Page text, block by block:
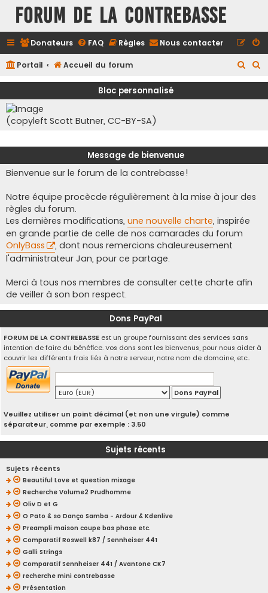
FORUM DE LA CONTREBASSE
Donateurs FAQ Règles Nous contacter
Portail Accueil du forum
e
e
Bloc personnalisé
(copyleft Scott Butner, CC-BY-SA)
Message de bienvenue
Bienvenue sur le forum de la contrebasse!
Notre équipe procècde régulièrement à la mise à jour des
règles du forum.
Les dernières modifications, une nouvelle charte, inspirée
en grande partie de celle de nos camarades du forum
OnlyBass
, dont nous remercions chaleureusement
l'administrateur Jan, pour ce partage.
Merci à tous nos membres de consulter cette charte afin
de veiller à son bon respect.
Dons PayPal
FORUM DE LA CONTREBASSE est un groupe fournissant des services sans
intention de faire du bénéfice. Vos dons sont les bienvenus, pour nous aider à
couvrir les différents frais liés à notre serveur, notre nom de domaine, etc..
Veuillez utiliser un point décimal (et non une virgule) comme
séparateur, comme par exemple : 3.50
Sujets récents
Sujets récents
Beautiful Love et question mixage
Recherche Volume2 Prudhomme
Oliv D et G
O Pato & so Danço Samba - Ardour & Kdenlive
Preampli maison coupe bas phase etc.
Comparatif Roswell k87 / Sennheiser 441
Galli Strings
Comparatif Sennheiser 441 / Avantone CK7
recherche mini contrebasse
Présentation